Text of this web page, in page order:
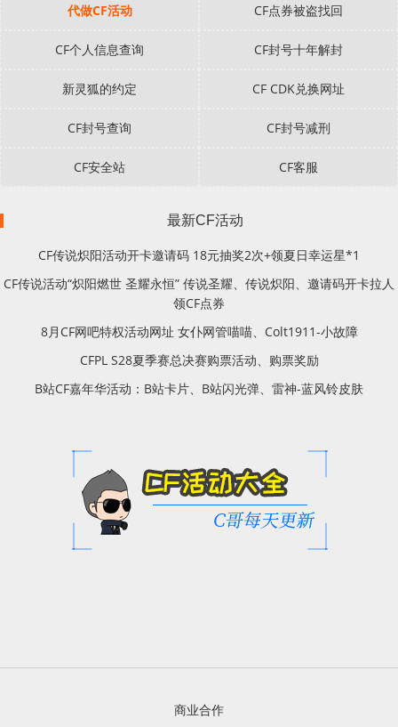
代做CF活动 CF点券被盗找回
CF个人信息查询 CF封号十年解封
新灵狐的约定 CF CDK兑换网址
CF封号查询 CF封号减刑
CF安全站 CF客服
最新CF活动
CF传说炽阳活动开卡邀请码 18元抽奖2次+领夏日幸运星*1
CF传说活动“炽阳燃世 圣耀永恒” 传说圣耀、传说炽阳、邀请码开卡拉人
领CF点券
8月CF网吧特权活动网址 女仆网管喵喵、Colt1911-小故障
CFPL S28夏季赛总决赛购票活动、购票奖励
B站CF嘉年华活动：B站卡片、B站闪光弹、雷神-蓝风铃皮肤
商业合作